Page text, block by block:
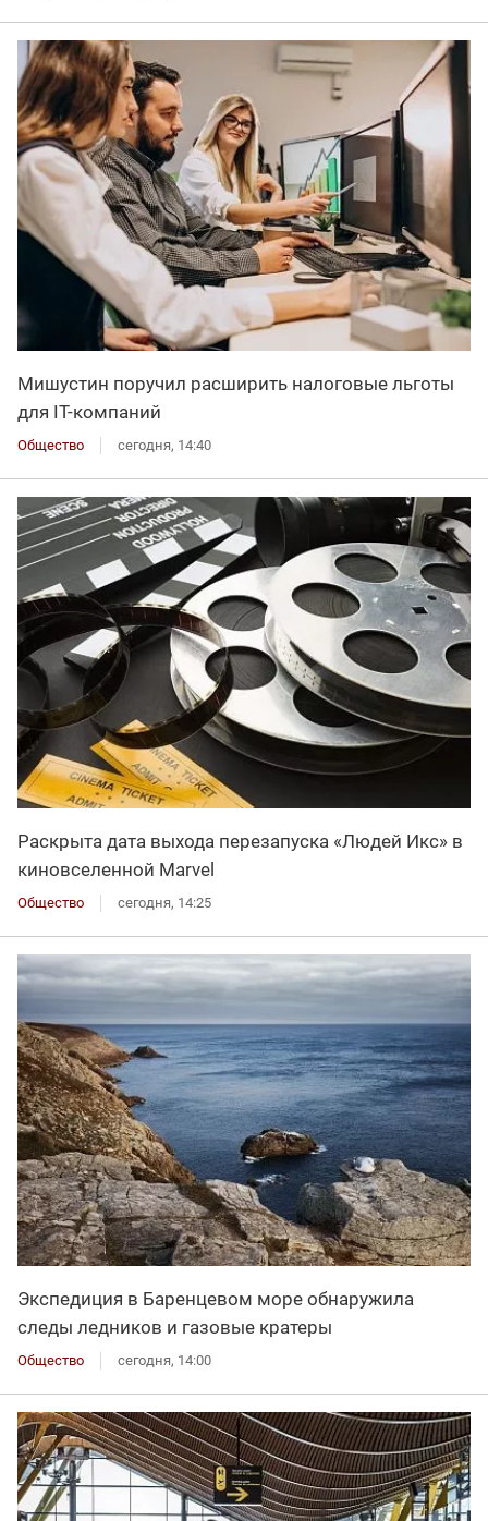
Мишустин поручил расширить налоговые льготы
для IT-компаний
Общество сегодня, 14:40
Раскрыта дата выхода перезапуска «Людей Икс» в
киновселенной Marvel
Общество сегодня, 14:25
Экспедиция в Баренцевом море обнаружила
следы ледников и газовые кратеры
Общество сегодня, 14:00